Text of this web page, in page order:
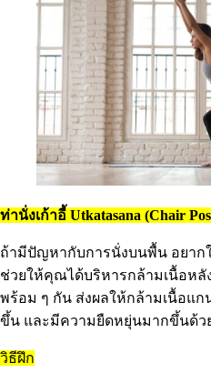
ท่านั่งเก้าอี้ Utkatasana (Chair
ถ้ามีปัญหากับการนั่งบนพื้น อยาก
ช่วยให้คุณได้บริหารกล้ามเนื้อหลั
พร้อม ๆ กัน ส่งผลให้กล้ามเนื้อแ
ขึ้น และมีความยืดหยุ่นมากขึ้นด้ว
วิธีฝึก